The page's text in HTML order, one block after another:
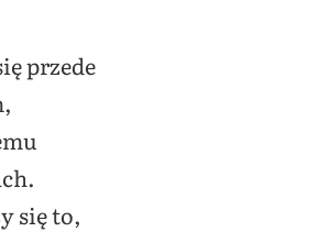
przede
się to,